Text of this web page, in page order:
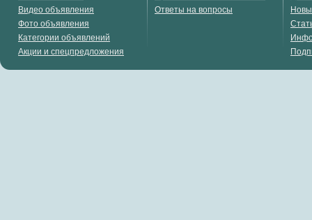
Видео объявления
Фото объявления
Категории объявлений
Акции и спецпредложения
Ответы на вопросы